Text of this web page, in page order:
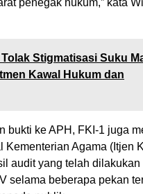
penegak hukum,” kata
Tolak Stigmatisasi Suku
Kawal Hukum dan
bukti ke APH, FKI-1 juga
Kementerian Agama (Itjen
audit yang telah dilakukan
selama beberapa pekan